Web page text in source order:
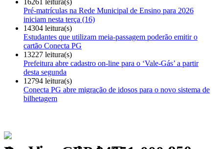
Pré-matrículas na Rede Municipal de Ensino para 2026
iniciam nesta terça (16)
14304 leitura(s)
Estudantes que utilizam meia-passagem poderão emitir o
cartão Conecta PG
13227 leitura(s)
Prefeitura abre cadastro on-line para o ‘Vale-Gás’ a partir
desta segunda
12794 leitura(s)
Conecta PG abre migração de idosos para o novo sistema de
bilhetagem